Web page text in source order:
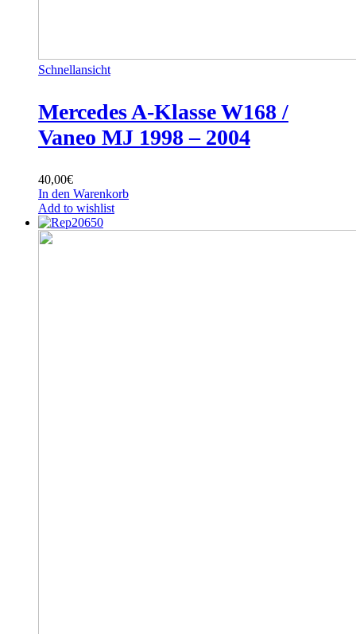
Schnellansicht
Mercedes A-Klasse W168 /
Vaneo MJ 1998 – 2004
40,00€
In den Warenkorb
Add to wishlist